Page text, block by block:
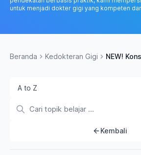
untuk menjadi dokter gigi yang kompeten
Beranda Kedokteran Gigi NEW!
Kembali